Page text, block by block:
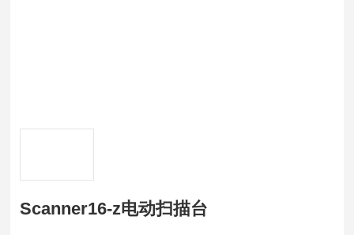
Scanner16-z电动扫描台